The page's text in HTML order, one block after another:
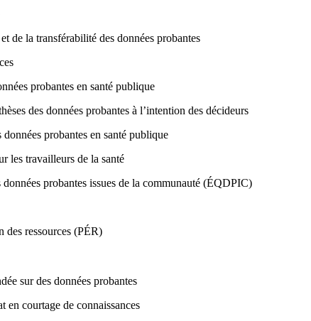
de la transférabilité des données probantes
probantes en santé publique
des données probantes à l’intention des décideurs
probantes en santé publique
les travailleurs de la santé
probantes issues de la communauté (ÉQDPIC)
des ressources (PÉR)
sur des données probantes
en courtage de connaissances